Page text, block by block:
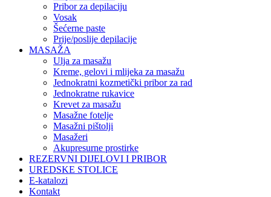
Pribor za depilaciju
Vosak
Šećerne paste
Prije/poslije depilacije
MASAŽA
Ulja za masažu
Kreme, gelovi i mlijeka za masažu
Jednokratni kozmetički pribor za rad
Jednokratne rukavice
Krevet za masažu
Masažne fotelje
Masažni pištolji
Masažeri
Akupresurne prostirke
REZERVNI DIJELOVI I PRIBOR
UREDSKE STOLICE
E-katalozi
Kontakt